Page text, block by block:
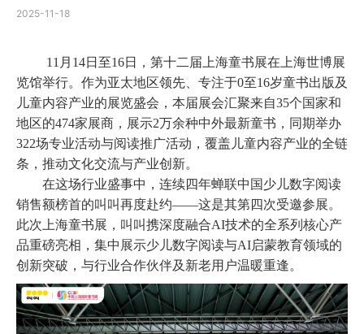
JOJO IP
About Us
Download
Investor Relations
2025-11-18
11月14日至16日，第十二届上海童书展在上海世博展
览馆举行。作为亚太地区领先、专注于0至16岁童书出版及
儿童内容产业的展览盛会，本届展会汇聚来自35个国家和
地区的474家展商，展示2万余种中外最新童书，同期举办
322场专业活动与阅读推广活动，覆盖儿童内容产业的全链
条，推动文化交流与产业创新。
在这场行业盛事中，连续四年蝉联中国少儿数字阅读
销售额榜首的叫叫再度赴约——这是其第四次受邀参展。
此次上海童书展，叫叫携深度融合AI技术的全系列核心产
品重磅亮相，集中展示少儿数字阅读与AI启蒙教育领域的
创新突破，与行业合作伙伴及新老用户温暖重逢。